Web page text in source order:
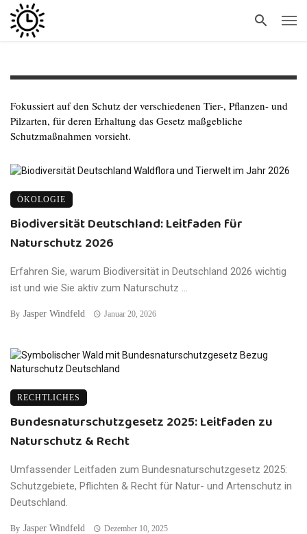
Fokussiert auf den Schutz der verschiedenen Tier-, Pflanzen- und
Pilzarten, für deren Erhaltung das Gesetz maßgebliche
Schutzmaßnahmen vorsieht.
ÖKOLOGIE
Biodiversität Deutschland: Leitfaden für
Naturschutz 2026
Erfahren Sie, warum Biodiversität in Deutschland 2026 wichtig
ist und wie Sie aktiv zum Naturschutz ...
By Jasper Windfeld Januar 20, 2026
RECHTLICHES
Bundesnaturschutzgesetz 2025: Leitfaden zu
Naturschutz & Recht
Umfassender Leitfaden zum Bundesnaturschutzgesetz 2025:
Schutzgebiete, Pflichten & Recht für Natur- und Artenschutz in
Deutschland.
By Jasper Windfeld Dezember 10, 2025